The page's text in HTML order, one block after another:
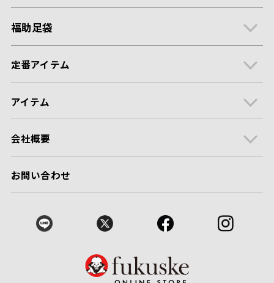
福助足袋
定番アイテム
アイテム
会社概要
お問い合わせ